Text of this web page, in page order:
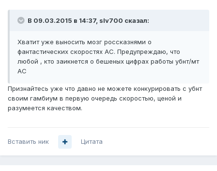
В 09.03.2015 в 14:37, slv700 сказал:
Хватит уже выносить мозг россказнями о
фантастических скоростях АС. Предупреждаю, что
любой , кто заикнется о бешеных цифрах работы убнт/мт
АС
Признайтесь уже что давно не можете конкурировать с убнт
своим гамбиум в первую очередь скоростью, ценой и
разумеется качеством.
Вставить ник Цитата